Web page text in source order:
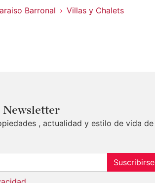
Barronal Villas y Chalets
Newsletter
, actualidad y estilo de vida de
Suscribirse